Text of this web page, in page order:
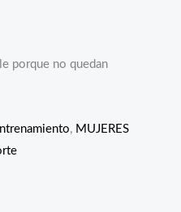
porque no quedan
, MUJERES